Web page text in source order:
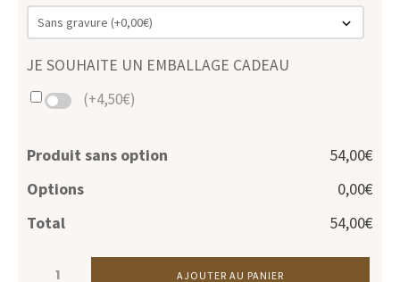
GRAVURE*
JE SOUHAITE UN EMBALLAGE CADEAU
Produit sans option
54,00€
Options
0,00€